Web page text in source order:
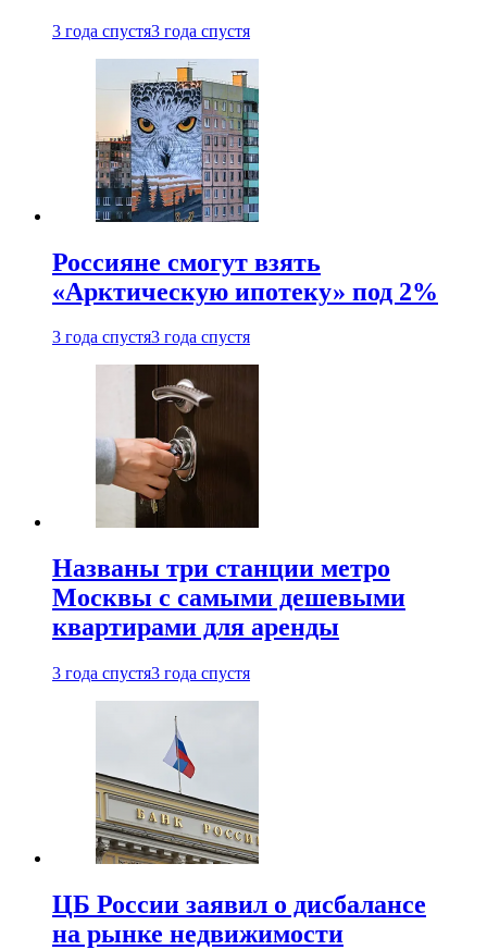
3 года спустя3 года спустя
Россияне смогут взять
«Арктическую ипотеку» под 2%
3 года спустя3 года спустя
Названы три станции метро
Москвы с самыми дешевыми
квартирами для аренды
3 года спустя3 года спустя
ЦБ России заявил о дисбалансе
на рынке недвижимости